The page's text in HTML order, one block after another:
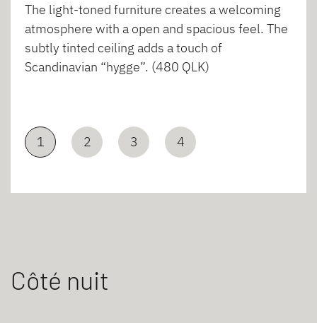
The light-toned furniture creates a welcoming
atmosphere with a open and spacious feel. The
subtly tinted ceiling adds a touch of
Scandinavian “hygge”. (480 QLK)
1 2 3 4
Côté nuit